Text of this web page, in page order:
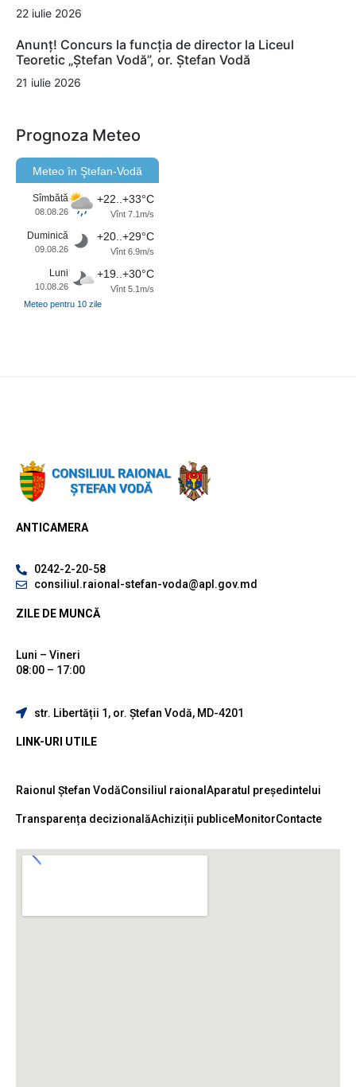
22 iulie 2026
Anunț! Concurs la funcția de director la Liceul
Teoretic „Ștefan Vodă”, or. Ștefan Vodă
21 iulie 2026
Prognoza Meteo
Meteo în Ştefan-Vodă
Sîmbătă
08.08.26
+22..+33°C
Vînt 7.1m/s
Duminică
09.08.26
+20..+29°C
Vînt 6.9m/s
Luni
10.08.26
+19..+30°C
Vînt 5.1m/s
Meteo pentru 10 zile
ANTICAMERA
0242-2-20-58
consiliul.raional-stefan-voda@apl.gov.md
ZILE DE MUNCĂ
Luni – Vineri
08:00 – 17:00
str. Libertății 1, or. Ștefan Vodă, MD-4201
LINK-URI UTILE
Raionul Ștefan VodăConsiliul raional Aparatul președintelui
Transparența decizionalăAchiziții publiceMonitorContacte